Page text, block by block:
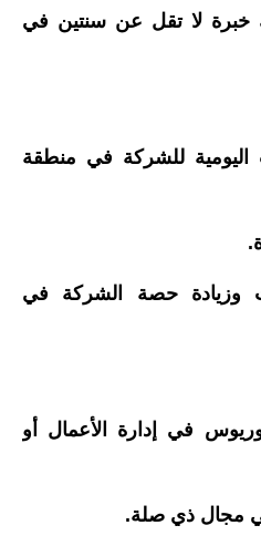
لا تقل عن سنتين في
اليومية للشركة في منطقة
وزيادة حصة الشركة في
في إدارة الأعمال أو
مجال ذي صلة.